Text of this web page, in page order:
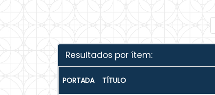
Resultados por ítem:
PORTADA TÍTULO